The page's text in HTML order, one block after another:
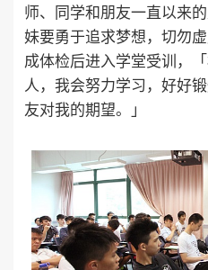
师、同学和朋友一直以来
妹要勇于追求梦想，切勿
成体检后进入学堂受训，
人，我会努力学习，好好
友对我的期望。」